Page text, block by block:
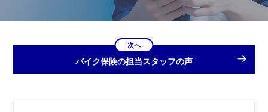
次へ
バイク保険の担当スタッフの声